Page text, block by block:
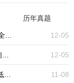
历年真题
12-05
12-05
11-08